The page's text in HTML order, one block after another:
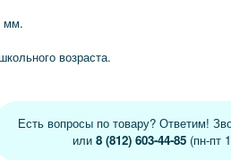
мм.
возраста.
Есть вопросы по товару? Ответим!
или 8 (812) 603-44-85(пн-пт